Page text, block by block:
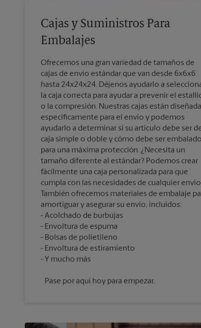
Cajas y Suministros Para
Embalajes
Ofrecemos una gran variedad de tamaños de
cajas de envío estándar que van desde 6x6x6
hasta 24x24x24. Déjenos ayudarlo a
la caja correcta para ayudar a prevenir el
o la compresión. Nuestras cajas están
específicamente para el envío y podemos
ayudarlo a determinar si su artículo debe ser
caja simple o doble y cómo debe ser embalado
para una máxima protección. ¿Necesita un
tamaño diferente al estándar? Podemos crear
fácilmente una caja personalizada para que
cumpla con las necesidades de cualquier
También ofrecemos materiales de embalaje
amortiguar y asegurar su envío, incluidos:
Acolchado de burbujas
Envoltura de espuma
Bolsas de polietileno
Envoltura de estiramiento
Pase por aquí hoy para empezar.